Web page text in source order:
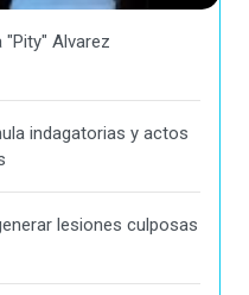
Alvarez
indagatorias y actos
lesiones culposas